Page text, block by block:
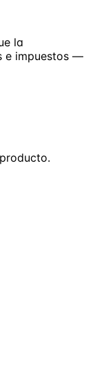
la
e impuestos —